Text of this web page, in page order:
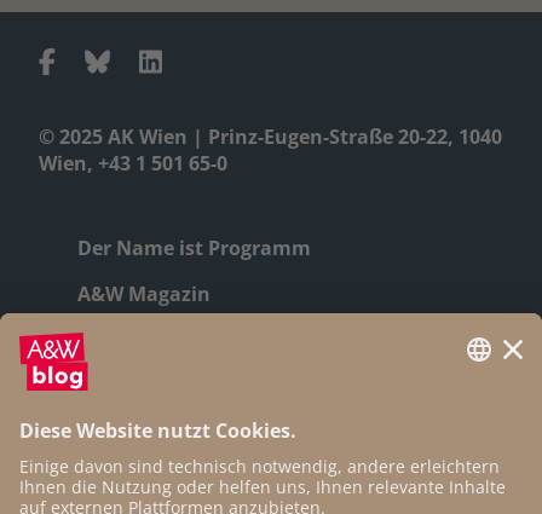
© 2025 AK Wien | Prinz-Eugen-Straße 20-22, 1040
Wien, +43 1 501 65-0
Der Name ist Programm
A&W Magazin
Geschichte
Autor:innen
Newsletter